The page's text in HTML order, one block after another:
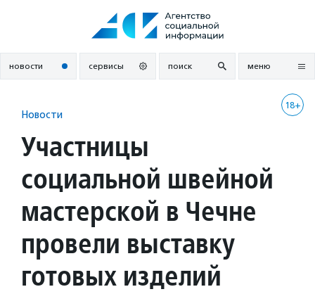
новости сервисы поиск меню
18+
Новости
Участницы
социальной швейной
мастерской в Чечне
провели выставку
готовых изделий